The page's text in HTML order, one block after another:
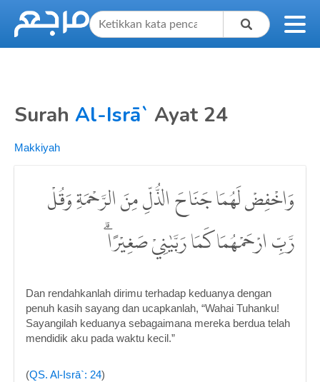
Surah Al-Isrā` Ayat 24
Makkiyah
وَاخْفِضْ لَهُمَا جَنَاحَ الذُّلِّ مِنَ الرَّحْمَةِ وَقُلْ
رَّبِّ ارْحَمْهُمَا كَمَا رَبَّيٰنِيْ صَغِيْرًاۗ
Dan rendahkanlah dirimu terhadap keduanya dengan
penuh kasih sayang dan ucapkanlah, “Wahai Tuhanku!
Sayangilah keduanya sebagaimana mereka berdua telah
mendidik aku pada waktu kecil.”
(QS. Al-Isrā`: 24)